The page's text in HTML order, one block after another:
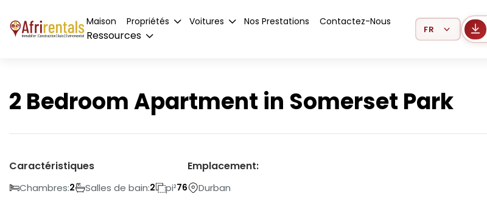
Maison Propriétés Voitures Nos Prestations Contactez-Nous
Ressources
Select Language
2 Bedroom Apartment in Somerset Park
Caractéristiques
Chambres:2 Salles de bain:2 pi²76
Emplacement:
Durban